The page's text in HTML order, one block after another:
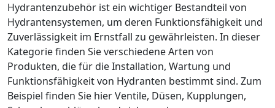
Hydrantenzubehör ist ein wichtiger Bestandteil von
Hydrantensystemen, um deren Funktionsfähigkeit und
Zuverlässigkeit im Ernstfall zu gewährleisten. In dieser
Kategorie finden Sie verschiedene Arten von
Produkten, die für die Installation, Wartung und
Funktionsfähigkeit von Hydranten bestimmt sind. Zum
Beispiel finden Sie hier Ventile, Düsen, Kupplungen,